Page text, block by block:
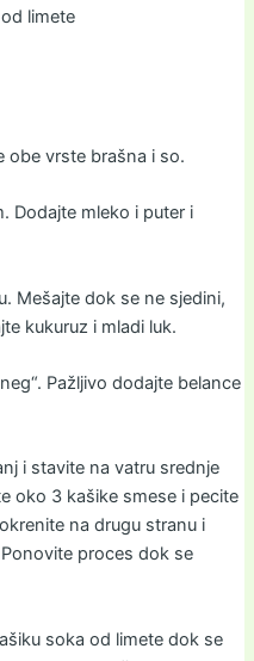
limete
obe vrste brašna i so.
Dodajte mleko i puter i
Mešajte dok se ne sjedini,
kukuruz i mladi luk.
Pažljivo dodajte belance
i stavite na vatru srednje
oko 3 kašike smese i pecite
na drugu stranu i
proces dok se
soka od limete dok se